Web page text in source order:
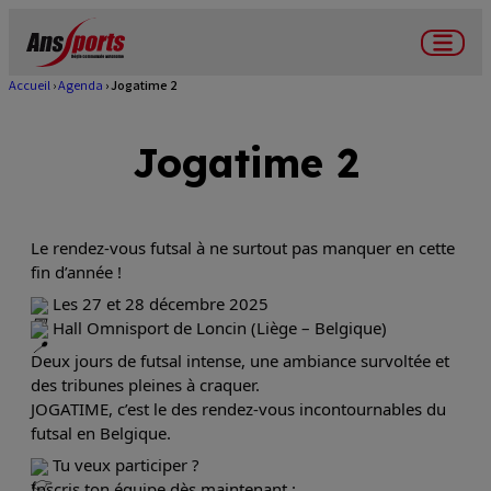
contenu
principal
Menu
Accueil Agenda Jogatime 2
Jogatime 2
Le rendez-vous futsal à ne surtout pas manquer en cette
fin d’année !
Les 27 et 28 décembre 2025
Hall Omnisport de Loncin (Liège – Belgique)
Deux jours de futsal intense, une ambiance survoltée et
des tribunes pleines à craquer.
JOGATIME, c’est le des rendez-vous incontournables du
futsal en Belgique.
Tu veux participer ?